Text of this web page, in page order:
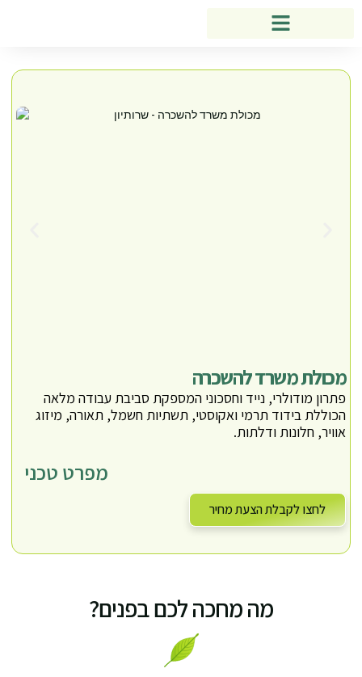
מכולת משרד להשכרה
פתרון מודולרי, נייד וחסכוני המספקת סביבת עבודה מלאה
הכוללת בידוד תרמי ואקוסטי, תשתיות חשמל, תאורה, מיזוג
אוויר, חלונות ודלתות.
מפרט טכני
לחצו לקבלת הצעת מחיר
מה מחכה לכם בפנים?